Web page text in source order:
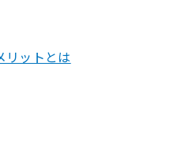
リットとは